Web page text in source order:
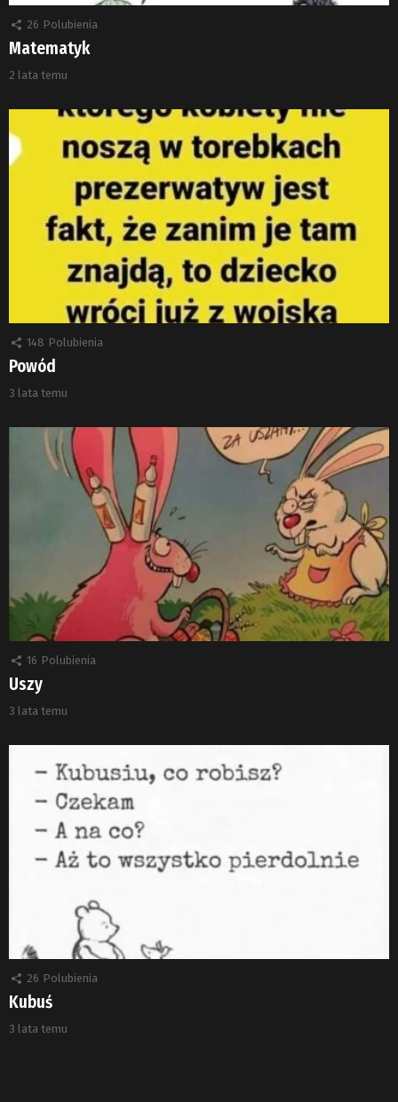
26 Polubienia
Matematyk
2 lata temu
148 Polubienia
Powód
3 lata temu
16 Polubienia
Uszy
3 lata temu
26 Polubienia
Kubuś
3 lata temu